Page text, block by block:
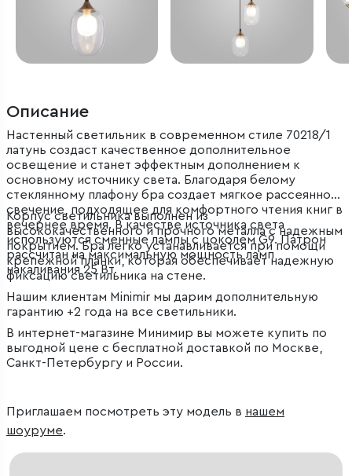
Описание
Настенный светильник в современном стиле 70218/1
латунь создаст качественное дополнительное
освещение и станет эффектным дополнением к
основному источнику света. Благодаря белому
стеклянному плафону бра создает мягкое рассеянное
свечение, подходящее для комфортного чтения книг в
вечернее время. В качестве источника света
используются сменные лампы с цоколем G9. Патрон
рассчитан на максимальную мощность ламп
накаливания 25 Вт.
Корпус светильника выполнен из
высококачественного и прочного металла с надежным
покрытием. Бра легко устанавливается при помощи
крепежной планки, которая обеспечивает надежную
фиксацию светильника на стене.
Нашим клиентам Minimir мы дарим дополнительную
гарантию +2 года на все светильники.
В интернет-магазине Минимир вы можете купить по
выгодной цене с бесплатной доставкой по Москве,
Санкт-Петербургу и России.
Приглашаем посмотреть эту модель в нашем
шоуруме.